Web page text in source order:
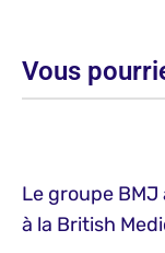
Vous
Le groupe
à la British